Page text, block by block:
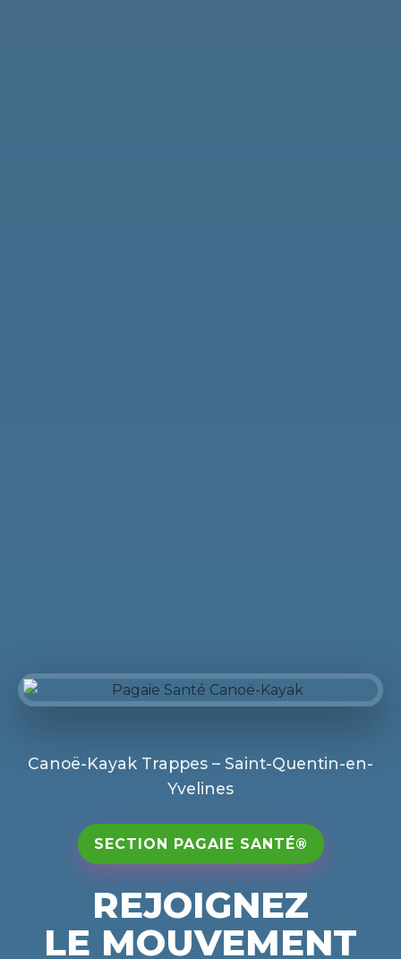
Canoë-Kayak Trappes – Saint-Quentin-en-
Yvelines
SECTION PAGAIE SANTÉ®
REJOIGNEZ
LE MOUVEMENT